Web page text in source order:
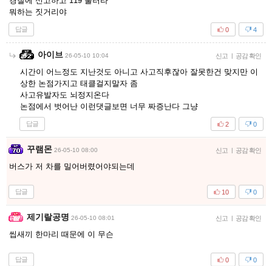
뭐하는 짓거리야
답글 4
0
아이브 26-05-10 10:04 신고 | 공감 확인
시간이 어느정도 지난것도 아니고 사고직후잖아 잘못한건 맞지만 이
상한 논점가지고 태클걸지말자 좀
사고유발자도 뇌정지온다
논점에서 벗어난 이런댓글보면 너무 짜증난다 그냥
답글 0
2
꾸램몬 26-05-10 08:00 신고 | 공감 확인
버스가 저 차를 밀어버렸어야되는데
답글 0
10
제기랄공명 26-05-10 08:01 신고 | 공감 확인
씹새끼 한마리 때문에 이 무슨
답글 0
0